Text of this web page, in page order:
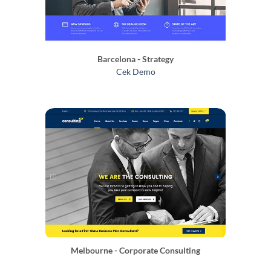
Barcelona - Strategy
Cek Demo
Melbourne - Corporate Consulting